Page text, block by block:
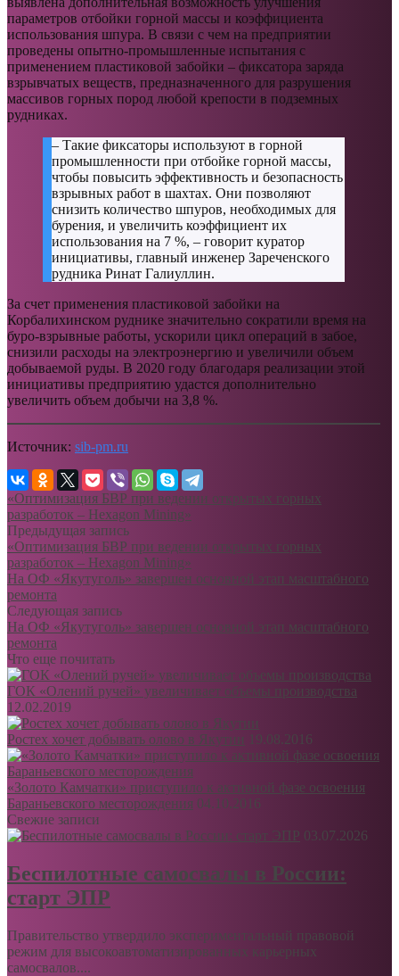
параметров отбойки горной массы и коэффициента
использования шпура. В связи с чем на предприятии
проведены опытно-промышленные испытания с
применением пластиковой забойки – фиксатора заряда
взрывчатых веществ, предназначенного для разрушения
массивов горных пород любой крепости в подземных
рудниках.
– Такие фиксаторы используют в горной
промышленности при отбойке горной массы,
чтобы повысить эффективность и безопасность
взрывных работ в шахтах. Они позволяют
снизить количество шпуров, необходимых для
бурения, и увеличить коэффициент их
использования на 7 %, – говорит куратор
инициативы, главный инженер Зареченского
рудника Ринат Галиуллин.
За счет применения пластиковой забойки на
Корбалихинском руднике значительно сократили время на
буро-взрывные работы, ускорили цикл операций в забое,
снизили расходы на электроэнергию и увеличили объем
добываемой руды. В 2020 году благодаря реализации этой
инициативы предприятию удастся дополнительно
увеличить объем добычи на 3,8 %.
Источник: sib-pm.ru
«Оптимизация БВР при ведении открытых горных
разработок – Hexagon Mining»
Предыдущая запись
«Оптимизация БВР при ведении открытых горных
разработок – Hexagon Mining»
На ОФ «Якутуголь» завершен основной этап масштабного
ремонта
Следующая запись
На ОФ «Якутуголь» завершен основной этап масштабного
ремонта
Что еще почитать
ГОК «Олений ручей» увеличивает объемы производства
12.02.2019
Ростех хочет добывать олово в Якутии 19.08.2016
«Золото Камчатки» приступило к активной фазе освоения
Бараньевского месторождения 04.10.2016
Свежие записи
03.07.2026
Беспилотные самосвалы в России:
старт ЭПР
Правительство утвердило экспериментальный правовой
режим для высокоавтоматизированных карьерных
самосвалов....